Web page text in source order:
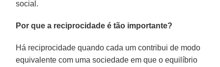
social.
Por que a reciprocidade é tão importante?
Há reciprocidade quando cada um contribui de modo
equivalente com uma sociedade em que o equilíbrio